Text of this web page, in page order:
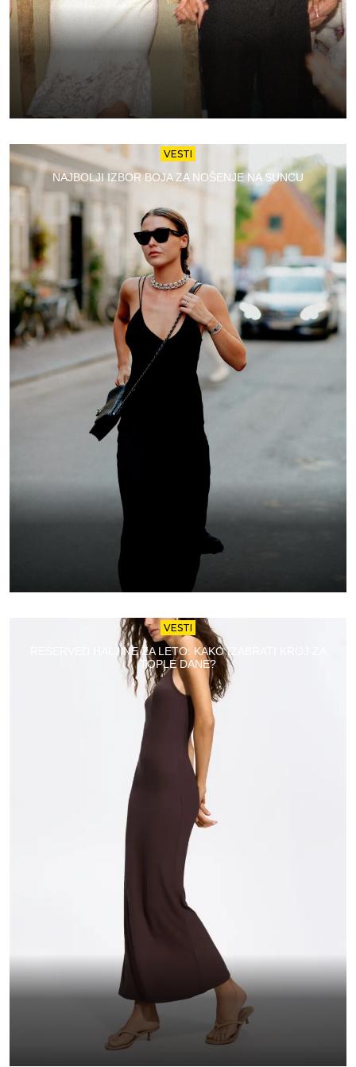
VESTI
NAJBOLJI IZBOR BOJA ZA NOŠENJE NA SUNCU
VESTI
RESERVED HALJINE ZA LETO: KAKO IZABRATI KROJ ZA
TOPLE DANE?